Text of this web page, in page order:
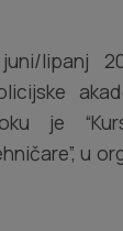
juni/lipanj
je
u